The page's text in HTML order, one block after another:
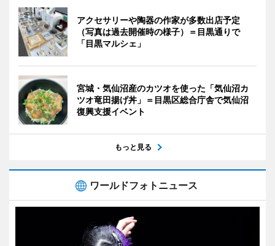
アクセサリーや陶器の作家が多数出店予定
（写真は過去開催時の様子）＝目黒通りで
「目黒マルシェ」
宮城・気仙沼産のカツオを使った「気仙沼カ
ツオ竜田揚げ丼」＝目黒区総合庁舎で気仙沼
復興支援イベント
もっと見る
ワールドフォトニュース